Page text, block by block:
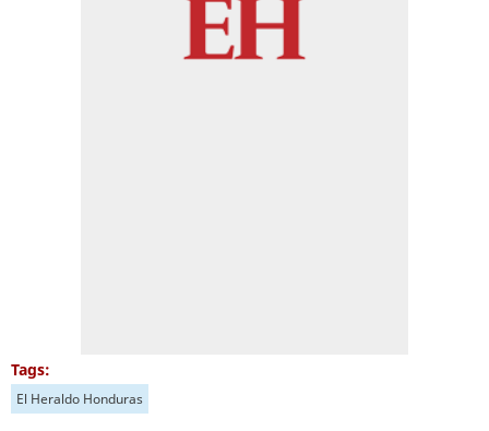
Tags:
El Heraldo Honduras